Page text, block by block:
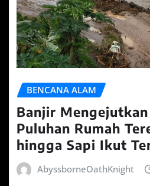
BENCANA ALAM
Banjir Mengejutkan
Puluhan Rumah
hingga Sapi Ikut
AbyssborneOathKnight